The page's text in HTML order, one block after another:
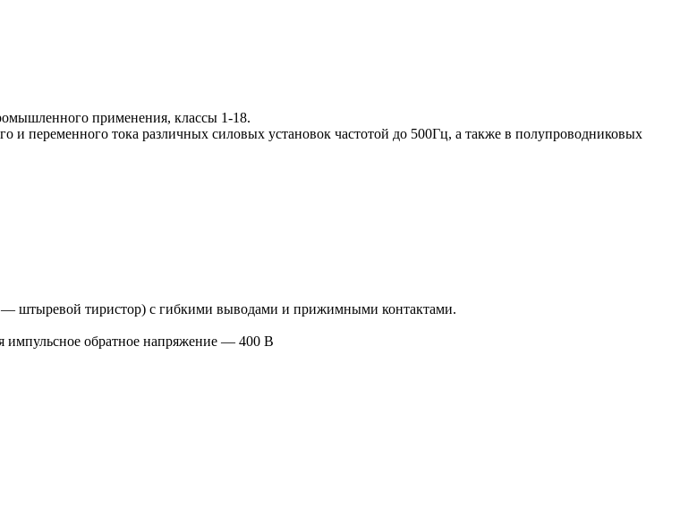
применения, классы 1-18.
и переменного тока различных силовых установок частотой до 500Гц, а также в полупроводниковых
— штыревой тиристор) с гибкими выводами и прижимными контактами.
импульсное обратное напряжение — 400 В